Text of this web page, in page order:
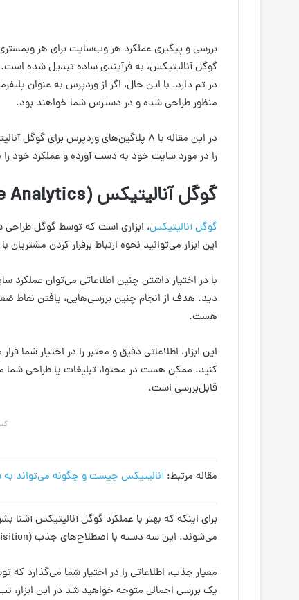
بررسی و پیگیری عملکرد هر وب‌سایت برای هر
گوگل آنالیتیکس، به فرآیندی ساده تبدیل شده است.
در تم دارد. با این حال، اگر از وردپرس به عنوان
منظور طراحی شده و در دسترس شما خواهند بود.
در این مقاله با ۸ پلاگین‌های وردپرس
را در مورد سایت خود به دست آورده و عملکرد خود
گوگل آنالیتیکس (Analytics
گوگل آنالیتیکس، ابزاری است که توسط گوگل طراحی
این ابزار می‌توانید نحوه ارتباط برقرار کردن مشتریان
با در اختیار داشتن چنین اطلاعاتی می‌توان عملکرد
دید. هدف از انجام چنین بررسی‌هایی، یافتن نقاط
هست.
این ابزار، اطلاعاتی دقیق و معتبر را در اختیار
کنید. ممکن هست در محتوا، تبلیغات یا طراحی شما
قابل‌بررسی است.
مقاله مرتبط:آنالیتیکس چیست و چگونه می‌تواند
برای اینکه که بهتر با عملکرد گوگل آنالیتیکس آشنا
می‌شوند. این سه دسته با اصطلاح‌های جذب (Acquisition)، رفتار (Behavior) و تبدیل (Conversion) شناخته شده‌اند.
معیار جذب، اطلاعاتی را در اختیار شما می‌گذارد که
یک بررسی اجمالی متوجه خواهید شد در این ابزار،